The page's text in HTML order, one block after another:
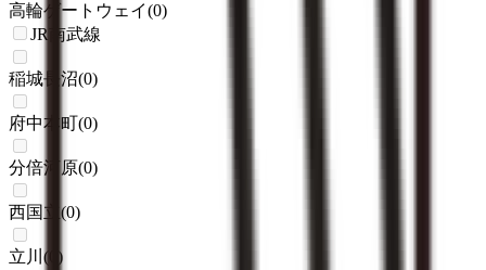
高輪ゲートウェイ(0)
JR南武線
稲城長沼(0)
府中本町(0)
分倍河原(0)
西国立 (0)
立川 (
)